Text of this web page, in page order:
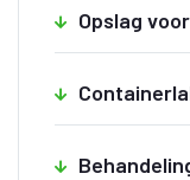
Opslag